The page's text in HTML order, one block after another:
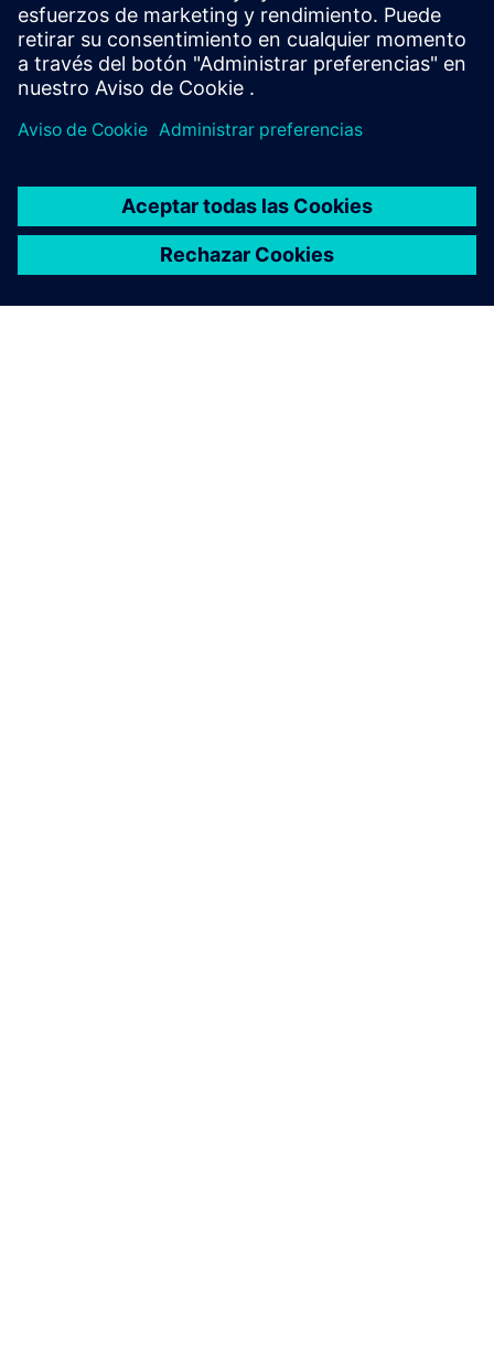
CASE STUDY
Heavyweight manufacturer drives
digitalization